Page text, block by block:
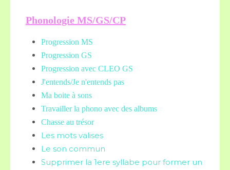
Phonologie MS/GS/CP
Progression MS
Progression GS
Progression avec CLEO GS
J'entends/Je n'entends pas
Ma boite à sons
Travailler la phono avec des albums
Chasse au trésor
Les mots valises
Le son commun
Supprimer la 1ere syllabe pour former un